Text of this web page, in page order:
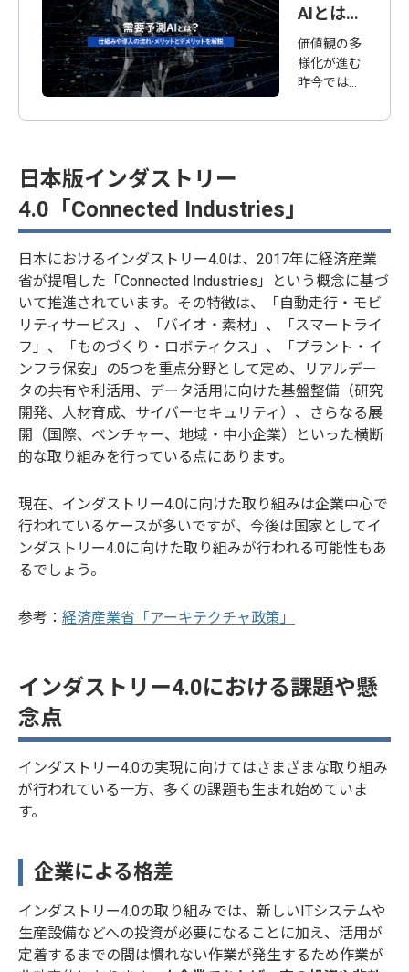
AIとは？
仕組みや
導入の流
れ・メリ
価値観の多
様化が進む
昨今では、
ズが頻繁に
企業が競争
力を高める
ためには、
的確に需要
予測を行
い、迅速に
ニーズを把
握するとと
もに適切な
生産・在庫
管理を行う
は、近年注
目を集める
AIによる需
日本版インダストリー
4.0「Connected Industries」
日本におけるインダストリー4.0は、2017年に経済産業
省が提唱した「Connected Industries」という概念に基づ
いて推進されています。その特徴は、「自動走行・モビ
リティサービス」、「バイオ・素材」、「スマートライ
フ」、「ものづくり・ロボティクス」、「プラント・イ
ンフラ保安」の5つを重点分野として定め、リアルデー
タの共有や利活用、データ活用に向けた基盤整備（研究
開発、人材育成、サイバーセキュリティ）、さらなる展
開（国際、ベンチャー、地域・中小企業）といった横断
的な取り組みを行っている点にあります。
現在、インダストリー4.0に向けた取り組みは企業中心で
行われているケースが多いですが、今後は国家としてイ
ンダストリー4.0に向けた取り組みが行われる可能性もあ
るでしょう。
参考： 経済産業省「アーキテクチャ政策」
インダストリー4.0における課題や懸
念点
インダストリー4.0の実現に向けてはさまざまな取り組み
が行われている一方、多くの課題も生まれ始めていま
す。
企業による格差
インダストリー4.0の取り組みでは、新しいITシステムや
生産設備などへの投資が必要になることに加え、活用が
定着するまでの間は慣れない作業が発生するため作業が